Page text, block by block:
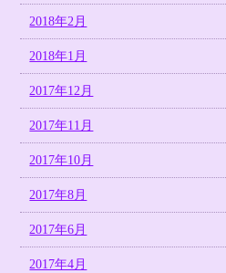
2018年2月
2018年1月
2017年12月
2017年11月
2017年10月
2017年8月
2017年6月
2017年4月